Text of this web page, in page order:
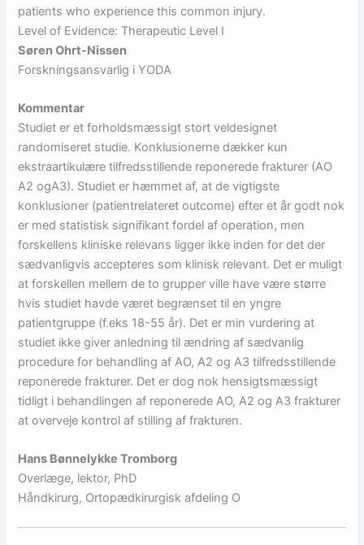
patients who experience this common injury.
Level of Evidence: Therapeutic Level I
Søren Ohrt-Nissen
Forskningsansvarlig i YODA
Kommentar
Studiet er et forholdsmæssigt stort veldesignet
randomiseret studie. Konklusionerne dækker kun
ekstraartikulære tilfredsstillende reponerede frakturer (AO
A2 ogA3). Studiet er hæmmet af, at de vigtigste
konklusioner (patientrelateret outcome) efter et år godt nok
er med statistisk signifikant fordel af operation, men
forskellens kliniske relevans ligger ikke inden for det der
sædvanligvis accepteres som klinisk relevant. Det er muligt
at forskellen mellem de to grupper ville have være større
hvis studiet havde været begrænset til en yngre
patientgruppe (f.eks 18-55 år). Det er min vurdering at
studiet ikke giver anledning til ændring af sædvanlig
procedure for behandling af AO, A2 og A3 tilfredsstillende
reponerede frakturer. Det er dog nok hensigtsmæssigt
tidligt i behandlingen af reponerede AO, A2 og A3 frakturer
at overveje kontrol af stilling af frakturen.
Hans Bønnelykke Tromborg
Overlæge, lektor, PhD
Håndkirurg, Ortopædkirurgisk afdeling O